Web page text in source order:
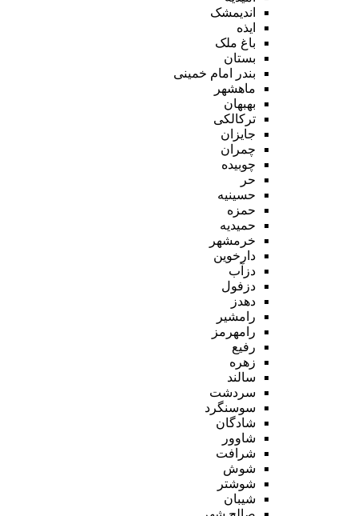
اندیمشک
ایذه
باغ ملک
بستان
بندر امام خمینی
ماهشهر
بهبهان
ترکالکی
جایزان
چمران
چوبیده
حر
حسینیه
حمزه
حمیدیه
خرمشهر
دارخوین
دزآب
دزفول
دهدز
رامشیر
رامهرمز
رفیع
زهره
سالند
سردشت
سوسنگرد
شادگان
شاوور
شرافت
شوش
شوشتر
شیبان